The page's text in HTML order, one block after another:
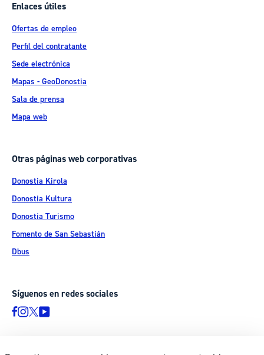
Enlaces útiles
Ofertas de empleo
Perfil del contratante
Sede electrónica
Mapas - GeoDonostia
Sala de prensa
Mapa web
Otras páginas web corporativas
Donostia Kirola
Donostia Kultura
Donostia Turismo
Fomento de San Sebastián
Dbus
Síguenos en redes sociales